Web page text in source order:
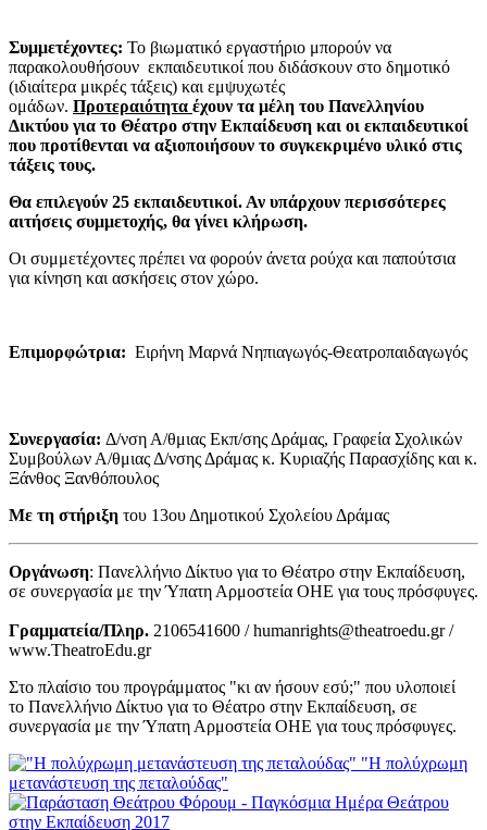
Συμμετέχοντες: Το βιωματικό εργαστήριο μπορούν να
παρακολουθήσουν εκπαιδευτικοί που διδάσκουν στο δημοτικό
(ιδιαίτερα μικρές τάξεις) και εμψυχωτές
ομάδων. Προτεραιότητα έχουν τα μέλη του Πανελληνίου
Δικτύου για το Θέατρο στην Εκπαίδευση και οι εκπαιδευτικοί
που προτίθενται να αξιοποιήσουν το συγκεκριμένο υλικό στις
τάξεις τους.
Θα επιλεγούν 25 εκπαιδευτικοί. Αν υπάρχουν περισσότερες
αιτήσεις συμμετοχής, θα γίνει κλήρωση.
Οι συμμετέχοντες πρέπει να φορούν άνετα ρούχα και παπούτσια
για κίνηση και ασκήσεις στον χώρο.
Επιμορφώτρια: Ειρήνη Μαρνά Νηπιαγωγός-Θεατροπαιδαγωγός
Συνεργασία: Δ/νση Α/θμιας Εκπ/σης Δράμας, Γραφεία Σχολικών
Συμβούλων Α/θμιας Δ/νσης Δράμας κ. Κυριαζής Παρασχίδης και κ.
Ξάνθος Ξανθόπουλος
Με τη στήριξη του 13ου Δημοτικού Σχολείου Δράμας
Οργάνωση: Πανελλήνιο Δίκτυο για το Θέατρο στην Εκπαίδευση,
σε συνεργασία με την Ύπατη Αρμοστεία ΟΗΕ για τους πρόσφυγες.
Γραμματεία/Πληρ. 2106541600 / humanrights@theatroedu.gr /
www.TheatroEdu.gr
Στο πλαίσιο του προγράμματος "κι αν ήσουν εσύ;" που υλοποιεί
το Πανελλήνιο Δίκτυο για το Θέατρο στην Εκπαίδευση, σε
συνεργασία με την Ύπατη Αρμοστεία ΟΗΕ για τους πρόσφυγες.
"Η πολύχρωμη
μετανάστευση της πεταλούδας"